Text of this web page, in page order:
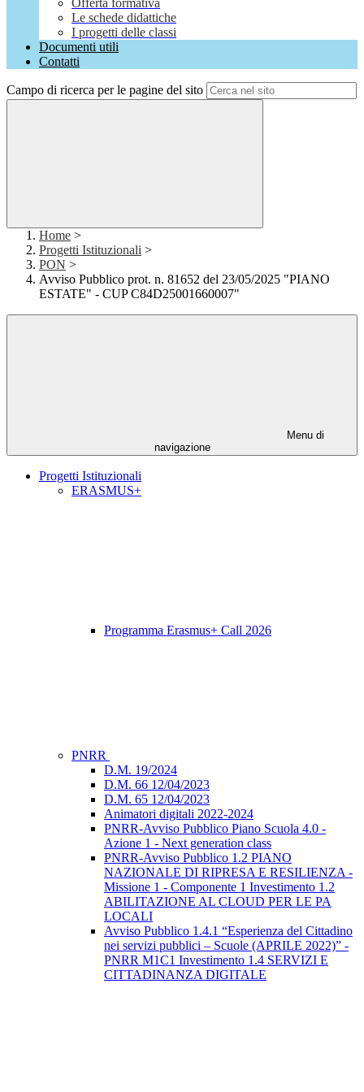
Offerta formativa
Le schede didattiche
I progetti delle classi
Documenti utili
Contatti
Campo di ricerca per le pagine del sito
Home >
Progetti Istituzionali >
PON >
Avviso Pubblico prot. n. 81652 del 23/05/2025 "PIANO
ESTATE" - CUP C84D25001660007"
Menu di
navigazione
Progetti Istituzionali
ERASMUS+
Programma Erasmus+ Call 2026
PNRR
D.M. 19/2024
D.M. 66 12/04/2023
D.M. 65 12/04/2023
Animatori digitali 2022-2024
PNRR-Avviso Pubblico Piano Scuola 4.0 -
Azione 1 - Next generation class
PNRR-Avviso Pubblico 1.2 PIANO
NAZIONALE DI RIPRESA E RESILIENZA -
Missione 1 - Componente 1 Investimento 1.2
ABILITAZIONE AL CLOUD PER LE PA
LOCALI
Avviso Pubblico 1.4.1 “Esperienza del Cittadino
nei servizi pubblici – Scuole (APRILE 2022)” -
PNRR M1C1 Investimento 1.4 SERVIZI E
CITTADINANZA DIGITALE